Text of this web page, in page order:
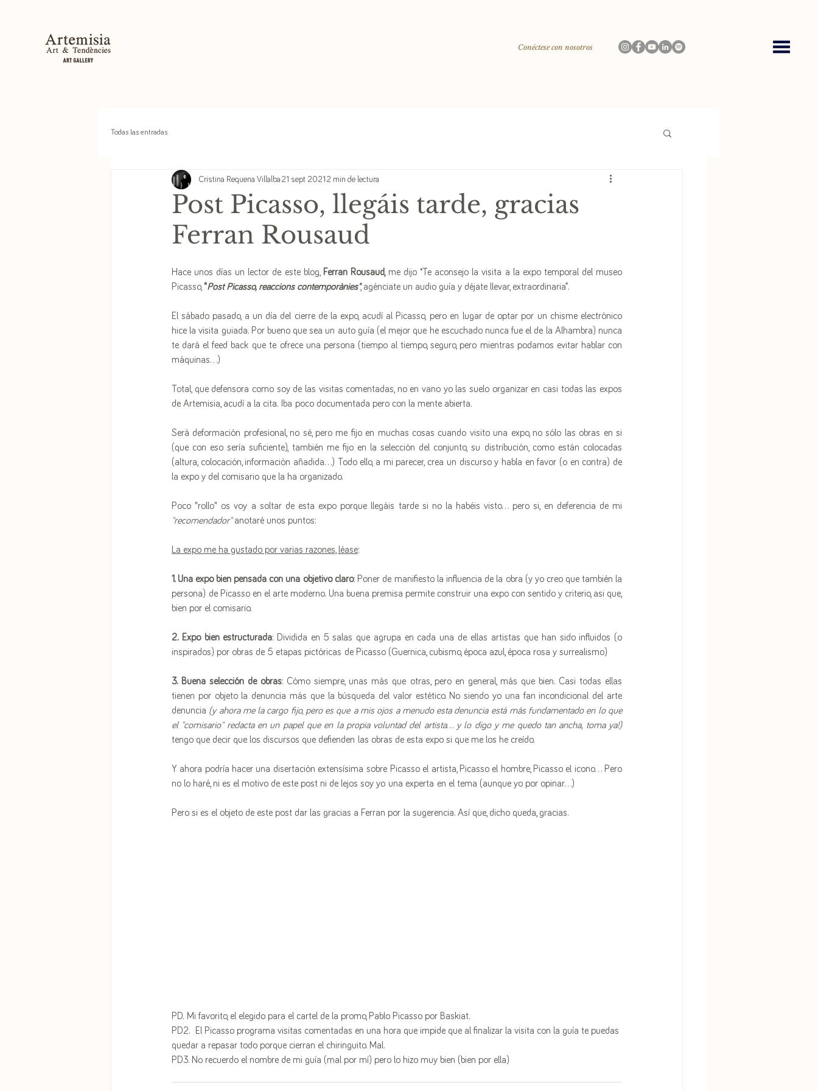
Conéctese con nosotros
Todas las entradas
Post Picasso, llegáis tarde, gracias
Ferran Rousaud
Cristina Requena Villalba 21 sept 2021 2 min de lectura
Hace unos días un lector de este blog, Ferran Rousaud, me dijo “Te aconsejo la visita a la expo temporal del museo
Picasso, "Post Picasso, reaccions contemporànies", agénciate un audio guía y déjate llevar, extraordinaria”.
El sábado pasado, a un día del cierre de la expo, acudí al Picasso, pero en lugar de optar por un chisme electrónico
hice la visita guiada. Por bueno que sea un auto guía (el mejor que he escuchado nunca fue el de la Alhambra) nunca
te dará el feed back que te ofrece una persona (tiempo al tiempo, seguro, pero mientras podamos evitar hablar con
máquinas...)
Total, que defensora como soy de las visitas comentadas, no en vano yo las suelo organizar en casi todas las expos
de Artemisia, acudí a la cita. Iba poco documentada pero con la mente abierta.
Será deformación profesional, no sé, pero me fijo en muchas cosas cuando visito una expo, no sólo las obras en si
(que con eso sería suficiente), también me fijo en la selección del conjunto, su distribución, como están colocadas
(altura, colocación, información añadida...) Todo ello, a mi parecer, crea un discurso y habla en favor (o en contra) de
la expo y del comisario que la ha organizado.
"recomendador" anotaré unos puntos:
La expo me ha gustado por varias razones, léase:
1. Una expo bien pensada con una objetivo claro: Poner de manifiesto la influencia de la obra (y yo creo que también la
persona) de Picasso en el arte moderno. Una buena premisa permite construir una expo con sentido y criterio, asi que,
bien por el comisario.
2. Expo bien estructurada: Dividida en 5 salas que agrupa en cada una de ellas artistas que han sido influidos (o
inspirados) por obras de 5 etapas pictóricas de Picasso (Guernica, cubismo, época azul, época rosa y surrealismo)
3. Buena selección de obras: Cómo siempre, unas más que otras, pero en general, más que bien. Casi todas ellas
tienen por objeto la denuncia más que la búsqueda del valor estético. No siendo yo una fan incondicional del arte
denuncia (y ahora me la cargo fijo, pero es que a mis ojos a menudo esta denuncia está más fundamentado en lo que
el "comisario" redacta en un papel que en la propia voluntad del artista... y lo digo y me quedo tan ancha, toma ya!)
tengo que decir que los discursos que defienden las obras de esta expo si que me los he creído.
Y ahora podría hacer una disertación extensísima sobre Picasso el artista, Picasso el hombre, Picasso el icono... Pero
no lo haré, ni es el motivo de este post ni de lejos soy yo una experta en el tema (aunque yo por opinar...)
Pero si es el objeto de este post dar las gracias a Ferran por la sugerencia. Así que, dicho queda, gracias.
PD. Mi favorito, el elegido para el cartel de la promo, Pablo Picasso por Baskiat.
PD2.  El Picasso programa visitas comentadas en una hora que impide que al finalizar la visita con la guía te puedas
quedar a repasar todo porque cierran el chiringuito. Mal.
PD3. No recuerdo el nombre de mi guía (mal por mí) pero lo hizo muy bien (bien por ella)